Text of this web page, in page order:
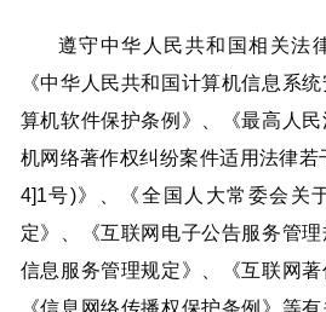
遵守中华人民共和国相关法
《中华人民共和国计算机信息系
算机软件保护条例》、《最高人
机网络著作权纠纷案件适用法律
4]1号)》、《全国人大常委会关
定》、《互联网电子公告服务管
信息服务管理规定》、《互联网
《信息网络传播权保护条例》等